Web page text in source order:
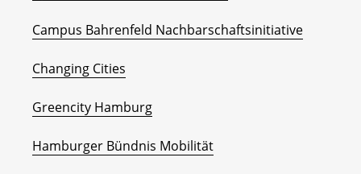
Campus Bahrenfeld Nachbarschaftsinitiative
Changing Cities
Greencity Hamburg
Hamburger Bündnis Mobilität